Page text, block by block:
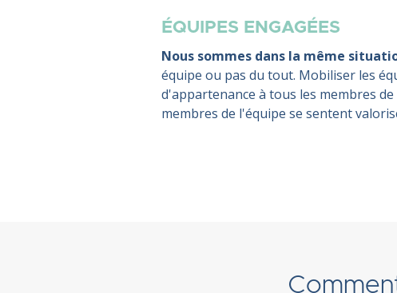
ÉQUIPES ENGAGÉES
Nous sommes dans la même
équipe ou pas du tout. Mobiliser les
d'appartenance à tous les membres
membres de l'équipe se sentent